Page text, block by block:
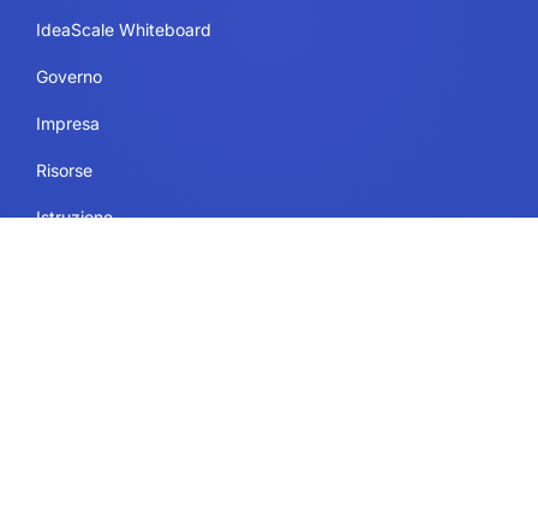
IdeaScale Whiteboard
Governo
Impresa
Risorse
Istruzione